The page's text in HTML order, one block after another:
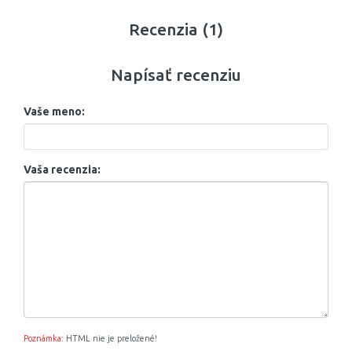
Recenzia (1)
Napísať recenziu
Vaše meno:
Vaša recenzia:
Poznámka: HTML nie je preložené!